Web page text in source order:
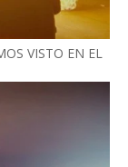
VISTO EN EL